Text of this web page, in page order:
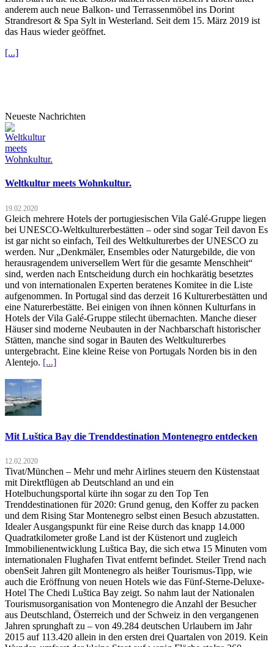
anderem auch neue Balkon- und Terrassenmöbel ins Dorint
Strandresort & Spa Sylt in Westerland. Seit dem 15. März 2019 ist
das Haus wieder geöffnet.
[...]
Neueste Nachrichten
Weltkultur meets Wohnkultur.
19.02.2020
Gleich mehrere Hotels der portugiesischen Vila Galé-Gruppe liegen
bei UNESCO-Weltkulturerbestätten – oder sind sogar Teil davon Es
ist gar nicht so einfach, Teil des Weltkulturerbes der UNESCO zu
werden. Nur „Denkmäler, Ensembles oder Naturgebilde, die von
herausragendem universellem Wert für die gesamte Menschheit“
sind, werden nach Entscheidung durch ein hochkarätig besetztes
und von internationalen Experten beratenes Komitee in die Liste
aufgenommen. In Portugal sind das derzeit 16 Kulturerbestätten und
eine Naturerbestätte. Bei einigen von ihnen können Kulturfans in
Hotels der Vila Galé-Gruppe stilecht übernachten. Manche dieser
Häuser sind moderne Neubauten in der Nachbarschaft historischer
Stätten, manche sind sogar in Bauten des Weltkulturerbes
untergebracht. Eine kleine Reise von Portugals Norden bis in den
Alentejo. [...]
Mit Luštica Bay die Trenddestination Montenegro entdecken
12.02.2020
Tivat/München – Mehr und mehr Airlines steuern den Küstenstaat
mit Direktflügen ab Deutschland an und ein
Hotelbuchungsportal kürte ihn sogar zu den Top Ten
Trenddestinationen für 2020: Grund genug, den Koffer zu packen
und dem Rising Star Montenegro selbst einen Besuch abzustatten.
Idealer Ausgangspunkt für eine Reise durch das knapp 14.000
Quadratkilometer große Land ist der Küstenort und zugleich
Immobilienentwicklung Luštica Bay, die sich etwa 15 Minuten vom
internationalen Flughafen Tivat entfernt befindet. Steiler Trend nach
obenSeit Jahren gilt Montenegro als heißer Tourismus-Tipp, wie
auch die Eröffnung von neuen Hotels wie das Fünf-Sterne-Deluxe-
Hotel The Chedi Luštica Bay zeigt. So nahm laut der Nationalen
Tourismusorganisation von Montenegro die Anzahl der Besucher
aus Deutschland, Österreich und der Schweiz in den vergangenen
Jahren sprunghaft zu – von 49.284 deutschen Urlaubern im Jahr
2015 auf 113.420 allein in den ersten drei Quartalen von 2019. Kein